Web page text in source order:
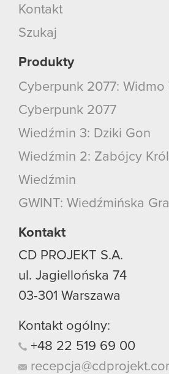
Kontakt
Szukaj
Produkty
Cyberpunk 2077: Widmo
Cyberpunk 2077
Wiedźmin 3: Dziki Gon
Wiedźmin 2: Zabójcy
Wiedźmin
GWINT: Wiedźmińska
Kontakt
CD PROJEKT S.A.
ul. Jagiellońska 74
03-301 Warszawa
Kontakt ogólny:
+48 22 519 69 00